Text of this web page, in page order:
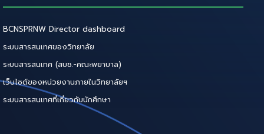
BCNSPRNW Director dashboard
ระบบสารสนเทศของวิทยาลัย
ระบบสารสนเทศ (สบช.-คณะพยาบาล)
เว็บไซต์ของหน่วยงานภายในวิทยาลัยฯ
ระบบสารสนเทศที่เกี่ยวกับนักศึกษา